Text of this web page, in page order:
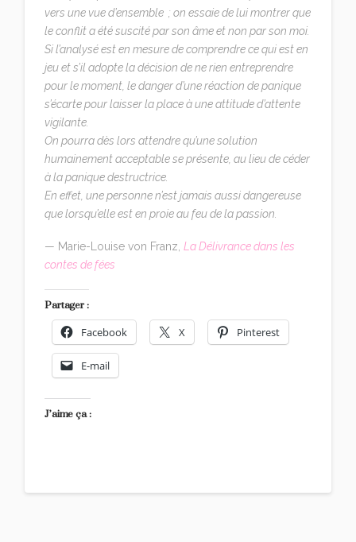
vers une vue d’ensemble ; on essaie de lui montrer que
le conflit a été suscité par son âme et non par son moi.
Si l’analysé est en mesure de comprendre ce qui est en
jeu et s’il adopte la décision de ne rien entreprendre
pour le moment, le danger d’une réaction de panique
s’écarte pour laisser la place à une attitude d’attente
vigilante.
On pourra dès lors attendre qu’une solution
humainement acceptable se présente, au lieu de céder
à la panique destructrice.
En effet, une personne n’est jamais aussi dangereuse
que lorsqu’elle est en proie au feu de la passion.
— Marie-Louise von Franz,La Délivrance dans les
contes de fées
Partager :
Facebook X Pinterest
E-mail
J’aime ça :